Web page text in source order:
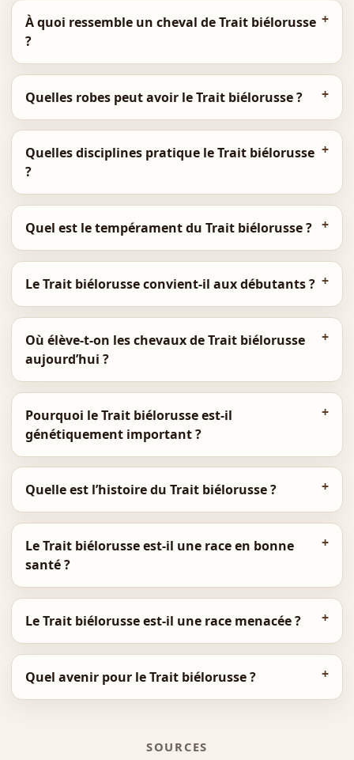
À quoi ressemble un cheval de Trait biélorusse
?
Quelles robes peut avoir le Trait biélorusse ?
Quelles disciplines pratique le Trait biélorusse
?
Quel est le tempérament du Trait biélorusse ?
Le Trait biélorusse convient-il aux débutants ?
Où élève-t-on les chevaux de Trait biélorusse
aujourd’hui ?
Pourquoi le Trait biélorusse est-il
génétiquement important ?
Quelle est l’histoire du Trait biélorusse ?
Le Trait biélorusse est-il une race en bonne
santé ?
Le Trait biélorusse est-il une race menacée ?
Quel avenir pour le Trait biélorusse ?
SOURCES